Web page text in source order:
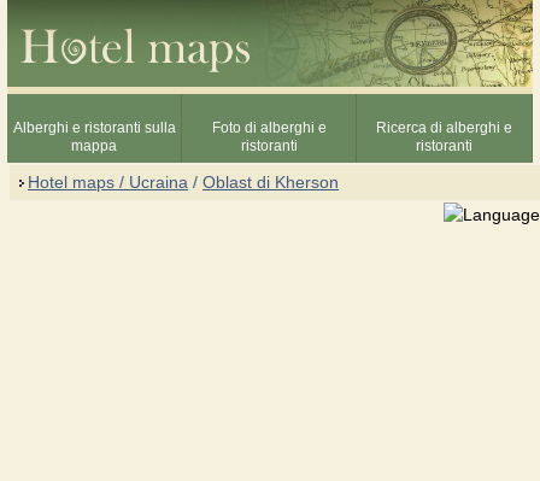
Alberghi e ristoranti sulla
mappa
Foto di alberghi e
ristoranti
Ricerca di alberghi e
ristoranti
Hotel maps / Ucraina / Oblast di Kherson